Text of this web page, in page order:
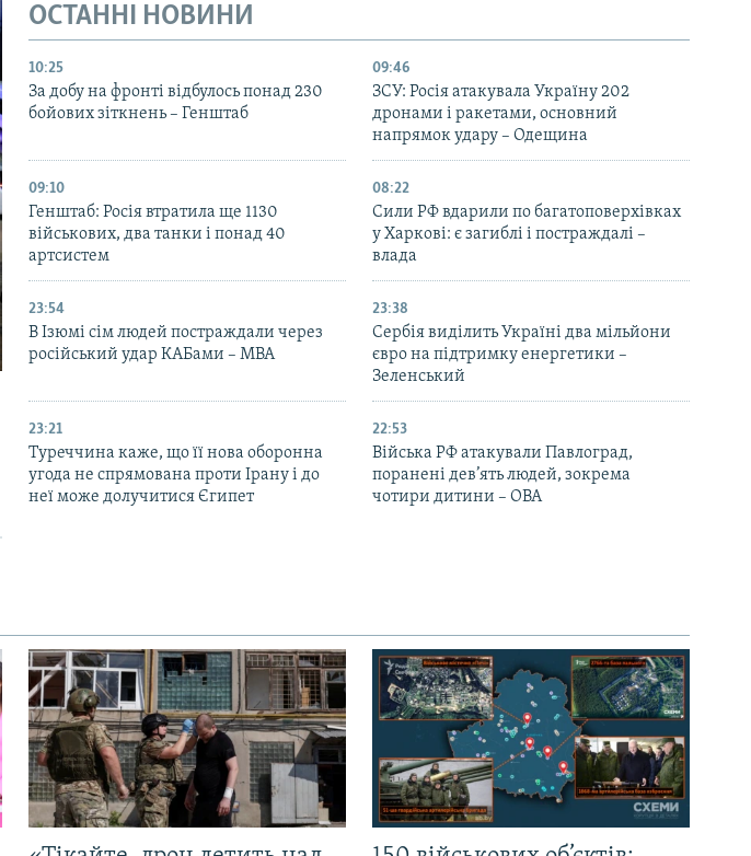
ОСТАННІ НОВИНИ
10:25
За добу на фронті відбулось понад 230
бойових зіткнень – Генштаб
09:46
ЗСУ: Росія атакувала Україну 202
дронами і ракетами, основний
напрямок удару – Одещина
09:10
Генштаб: Росія втратила ще 1130
військових, два танки і понад 40
артсистем
08:22
Сили РФ вдарили по багатоповерхівках
у Харкові: є загиблі і постраждалі –
влада
23:54
В Ізюмі сім людей постраждали через
російський удар КАБами – МВА
23:38
Сербія виділить Україні два мільйони
євро на підтримку енергетики –
Зеленський
23:21
Туреччина каже, що її нова оборонна
угода не спрямована проти Ірану і до
неї може долучитися Єгипет
22:53
Війська РФ атакували Павлоград,
поранені дев’ять людей, зокрема
чотири дитини – ОВА